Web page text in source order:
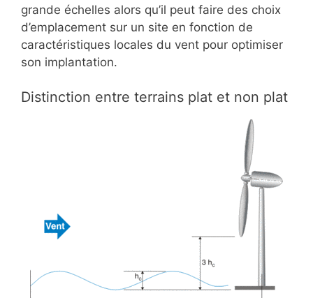
grande échelles alors qu’il peut faire des choix
d’emplacement sur un site en fonction de
caractéristiques locales du vent pour optimiser
son implantation.
Distinction entre terrains plat et non plat